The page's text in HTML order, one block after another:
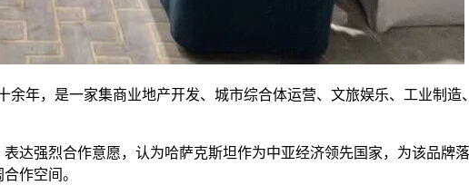
年，是一家集商业地产开发、城市综合体运营、文旅娱乐、工业制
达强烈合作意愿，认为哈萨克斯坦作为中亚经济领先国家，为该品牌
作空间。